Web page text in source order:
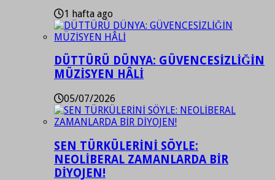
1 hafta ago
DÜTTÜRÜ DÜNYA: GÜVENCESİZLİĞİN
MÜZİSYEN HÂLİ
05/07/2026
SEN TÜRKÜLERİNİ SÖYLE:
NEOLİBERAL ZAMANLARDA BİR
DİYOJEN!